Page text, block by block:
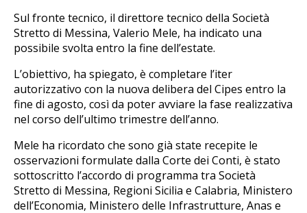
Sul fronte tecnico, il direttore tecnico della Società
Stretto di Messina, Valerio Mele, ha indicato una
possibile svolta entro la fine dell’estate.
L’obiettivo, ha spiegato, è completare l’iter
autorizzativo con la nuova delibera del Cipes entro la
fine di agosto, così da poter avviare la fase realizzativa
nel corso dell’ultimo trimestre dell’anno.
Mele ha ricordato che sono già state recepite le
osservazioni formulate dalla Corte dei Conti, è stato
sottoscritto l’accordo di programma tra Società
Stretto di Messina, Regioni Sicilia e Calabria, Ministero
dell’Economia, Ministero delle Infrastrutture, Anas e